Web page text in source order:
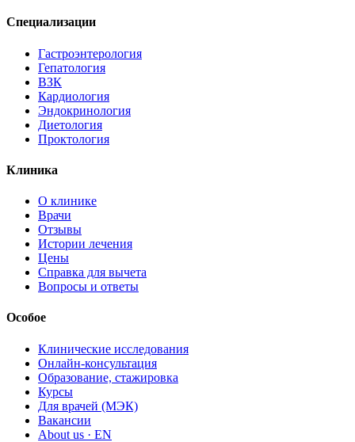
Специализации
Гастроэнтерология
Гепатология
ВЗК
Кардиология
Эндокринология
Диетология
Проктология
Клиника
О клинике
Врачи
Отзывы
Истории лечения
Цены
Справка для вычета
Вопросы и ответы
Особое
Клинические исследования
Онлайн-консультация
Образование, стажировка
Курсы
Для врачей (МЭК)
Вакансии
About us · EN